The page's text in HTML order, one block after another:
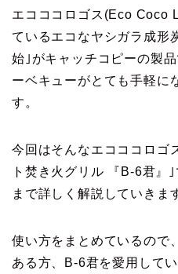
エコココロゴス(Eco Coco
ているエコなヤシガラ成形
始｣がキャッチコピーの製
ーベキューがとても手軽に
す。
今回はそんなエコココロゴ
ト焚き火グリル 『B-6君』
まで詳しく解説していきま
使い方をまとめているので
ある方、B-6君を愛用して